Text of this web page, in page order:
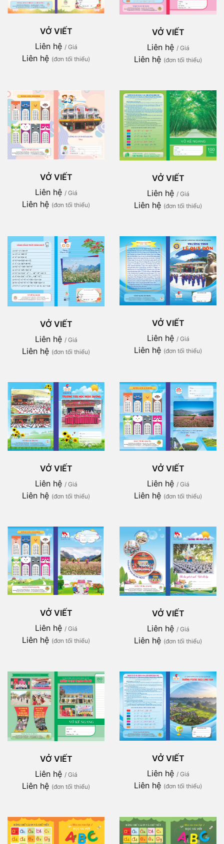
VỞ VIẾT
Liên hệ / Giá
Liên hệ (đơn tối thiểu)
VỞ VIẾT
Liên hệ / Giá
Liên hệ (đơn tối thiểu)
VỞ VIẾT
Liên hệ / Giá
Liên hệ (đơn tối thiểu)
VỞ VIẾT
Liên hệ / Giá
Liên hệ (đơn tối thiểu)
VỞ VIẾT
Liên hệ / Giá
Liên hệ (đơn tối thiểu)
VỞ VIẾT
Liên hệ / Giá
Liên hệ (đơn tối thiểu)
VỞ VIẾT
Liên hệ / Giá
Liên hệ (đơn tối thiểu)
VỞ VIẾT
Liên hệ / Giá
Liên hệ (đơn tối thiểu)
VỞ VIẾT
Liên hệ / Giá
Liên hệ (đơn tối thiểu)
VỞ VIẾT
Liên hệ / Giá
Liên hệ (đơn tối thiểu)
VỞ VIẾT
Liên hệ / Giá
Liên hệ (đơn tối thiểu)
VỞ VIẾT
Liên hệ / Giá
Liên hệ (đơn tối thiểu)